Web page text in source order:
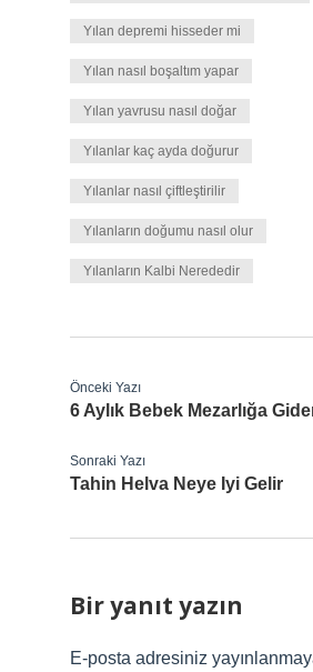
Yılan depremi hisseder mi
Yılan nasıl boşaltım yapar
Yılan yavrusu nasıl doğar
Yılanlar kaç ayda doğurur
Yılanlar nasıl çiftleştirilir
Yılanların doğumu nasıl olur
Yılanların Kalbi Nerededir
Önceki Yazı
6 Aylık Bebek Mezarlığa
Sonraki Yazı
Tahin Helva Neye Iyi Gelir
Bir yanıt yazın
E-posta adresiniz